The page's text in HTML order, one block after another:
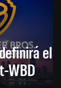
el
WBD